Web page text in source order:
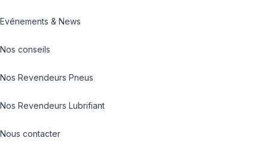
Evénements & News
Nos conseils
Nos Revendeurs Pneus
Nos Revendeurs Lubrifiant
Nous contacter